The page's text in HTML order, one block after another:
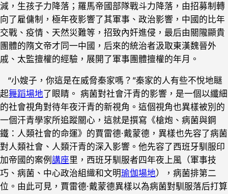
減，生孩子力降落；羅馬帝國部隊戰斗力降落，由招募制轉
向了雇傭制，極年夜影響了其軍事、政治影響，中國的比年
交戰、疫情、天然災難等，招致內奸進侵，最后由關隴顯貴
團體的隋文帝才同一中國，后來的統治者汲取東漢魏晉外
戚、太監擅權的經驗，展開了軍事團體擅權的年月。
“小嫂子，你這是在威脅秦家嗎？”秦家的人有些不悅地瞇
起舞蹈場地了眼睛。 病菌對社會汗青的影響，是一個以纖細
的社會視角對待年夜汗青的新視角。這個視角也異樣被別的
一個汗青學家所追蹤關心，這就是撰寫《槍炮、病菌與鋼
鐵：人類社會的命運》的賈雷德·戴蒙德，異樣也先容了病菌
對人類社會、人類汗青的深入影響。他先容了西班牙馴服印
加帝國的案例 講座里，西班牙馴服者四年夜上風（軍事技
巧、病菌、中心政治組織和文明瑜伽場地），病菌排第二
位。由此可見，賈雷德·戴蒙德異樣以為病菌對馴服落后打算